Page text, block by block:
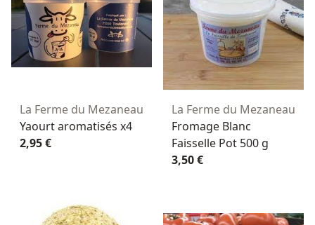
La Ferme du Mezaneau
Yaourt aromatisés x4
2,95 €
La Ferme du Mezaneau
Fromage Blanc
Faisselle Pot 500 g
3,50 €